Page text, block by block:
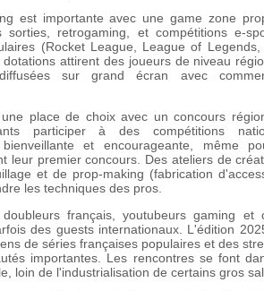
est importante avec une game zone
sorties, retrogaming, et compétitions e-
(Rocket League, League of Legends,
dotations attirent des joueurs de niveau
sur grand écran avec
place de choix avec un concours
participer à des compétitions
et encourageante, même
leur premier concours. Des ateliers de
et de prop-making (fabrication
les techniques des pros.
français, youtubeurs gaming et
des guests internationaux. L'édition
de séries françaises populaires et des
importantes. Les rencontres se font
loin de l'industrialisation de certains gros